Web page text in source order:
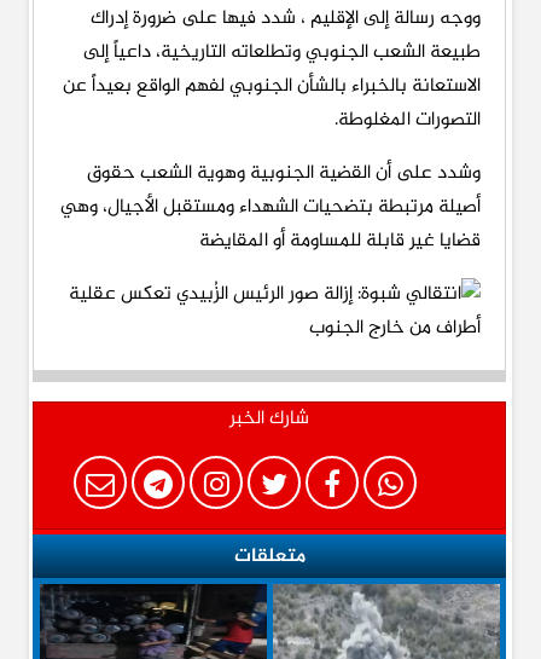
ووجه رسالة إلى الإقليم ، شدد فيها على ضرورة إدراك
طبيعة الشعب الجنوبي وتطلعاته التاريخية، داعياً إلى
الاستعانة بالخبراء بالشأن الجنوبي لفهم الواقع بعيداً عن
التصورات المغلوطة.
وشدد على أن القضية الجنوبية وهوية الشعب حقوق
أصيلة مرتبطة بتضحيات الشهداء ومستقبل الأجيال، وهي
قضايا غير قابلة للمساومة أو المقايضة
شارك الخبر
متعلقات